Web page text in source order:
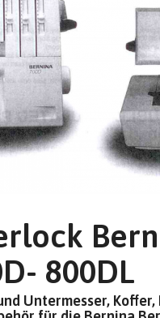
800DL
Untermesser, Koffer,